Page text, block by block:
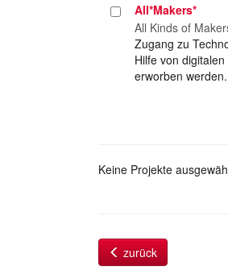
Projekt
auswählen
All*Makers*
All Kinds of
Zugang zu
Hilfe von
erworben
Keine Projekte
zurück